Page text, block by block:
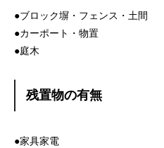
●ブロック塀・フェンス・土間
●カーポート・物置
●庭木
残置物の有無
●家具家電